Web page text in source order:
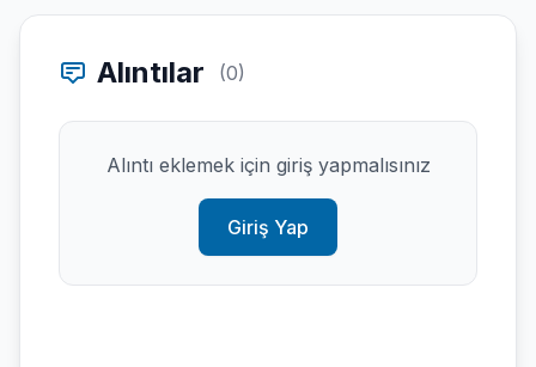
Alıntılar (0)
Alıntı eklemek için giriş yapmalısınız
Giriş Yap